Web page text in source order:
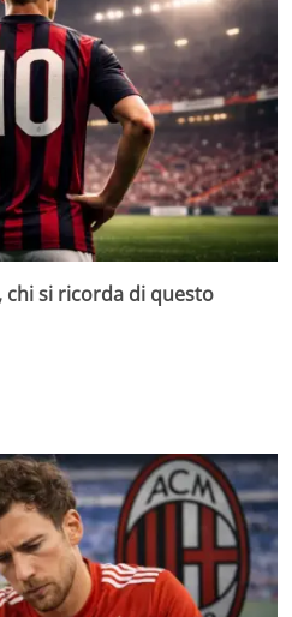
chi si ricorda di questo